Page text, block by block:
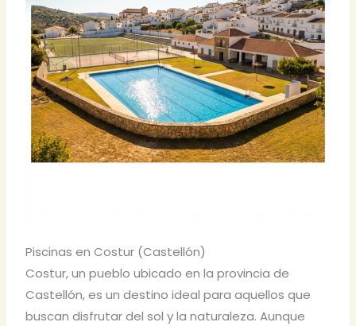
Piscinas en Costur (Castellón)
Costur, un pueblo ubicado en la provincia de
Castellón, es un destino ideal para aquellos que
buscan disfrutar del sol y la naturaleza. Aunque